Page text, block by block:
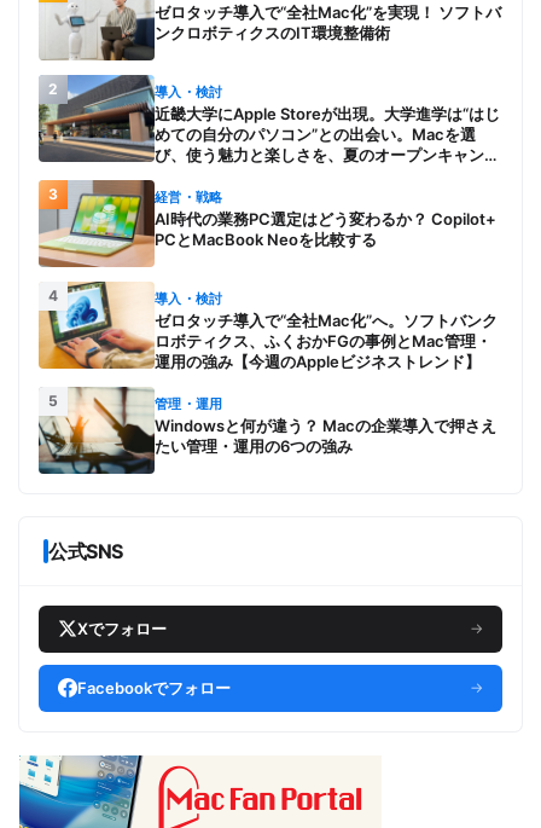
ゼロタッチ導入で“全社Mac化”を実現！ ソフトバ
ンクロボティクスのIT環境整備術
2 導入・検討
近畿大学にApple Storeが出現。大学進学は“はじ
めての自分のパソコン”との出会い。Macを選
び、使う魅力と楽しさを、夏のオープンキャンパ
3 経営・戦略
AI時代の業務PC選定はどう変わるか？ Copilot+
PCとMacBook Neoを比較する
4 導入・検討
ゼロタッチ導入で“全社Mac化”へ。ソフトバンク
ロボティクス、ふくおかFGの事例とMac管理・
運用の強み【今週のAppleビジネストレンド】
5 管理・運用
Windowsと何が違う？ Macの企業導入で押さえ
たい管理・運用の6つの強み
公式SNS
Xでフォロー →
Facebookでフォロー →